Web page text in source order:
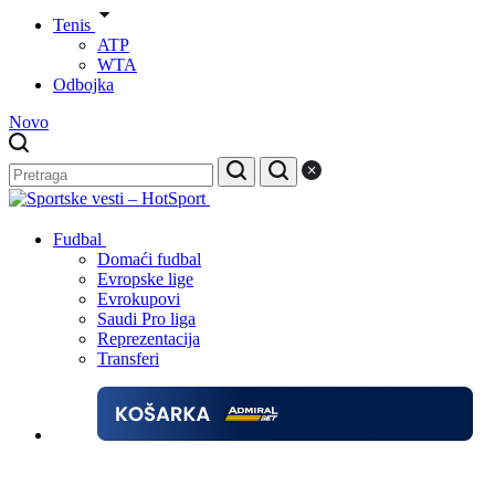
Tenis
ATP
WTA
Odbojka
Novo
Fudbal
Domaći fudbal
Evropske lige
Evrokupovi
Saudi Pro liga
Reprezentacija
Transferi